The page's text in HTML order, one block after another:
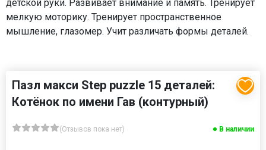
детской руки. Развивает внимание и память. Тренирует
мелкую моторику. Тренирует пространственное
мышление, глазомер. Учит различать формы деталей.
Пазл макси Step puzzle 15 деталей:
Котёнок по имени Гав (контурный)
(Отзывов пока нет) В наличии